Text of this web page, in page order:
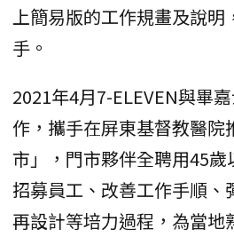
上簡易版的工作規畫及說明
手。
2021年4月7-ELEVEN與畢
作，攜手在屏東基督教醫院
市」，門市夥伴全聘用45
招募員工、改善工作手順、
再設計等培力過程，為當地